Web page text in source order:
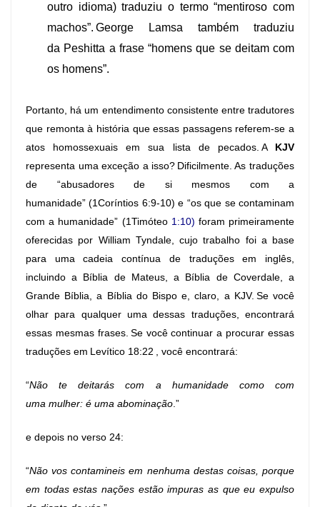
outro idioma) traduziu o termo “mentiroso com
machos”. George Lamsa também traduziu
da Peshitta a frase “homens que se deitam com
os homens”.
Portanto, há um entendimento consistente entre tradutores
que remonta à história que essas passagens referem-se a
atos homossexuais em sua lista de pecados. A KJV
representa uma exceção a isso? Dificilmente. As traduções
de “abusadores de si mesmos com a
humanidade” (1Coríntios 6:9-10) e “os que se contaminam
com a humanidade” (1Timóteo 1:10) foram primeiramente
oferecidas por William Tyndale, cujo trabalho foi a base
para uma cadeia contínua de traduções em inglês,
incluindo a Bíblia de Mateus, a Bíblia de Coverdale, a
Grande Bíblia, a Bíblia do Bispo e, claro, a KJV. Se você
olhar para qualquer uma dessas traduções, encontrará
essas mesmas frases. Se você continuar a procurar essas
traduções em Levítico 18:22 , você encontrará:
“Não te deitarás com a humanidade como com
uma mulher: é uma abominação .”
e depois no verso 24:
“Não vos contamineis em nenhuma destas coisas, porque
em todas estas nações estão impuras as que eu expulso